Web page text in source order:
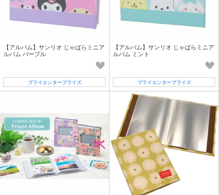
【アルバム】サンリオ じゃばらミニア
ルバム パープル
ブライエンタープライズ
【アルバム】サンリオ じゃばらミニア
ルバム ミント
ブライエンタープライズ